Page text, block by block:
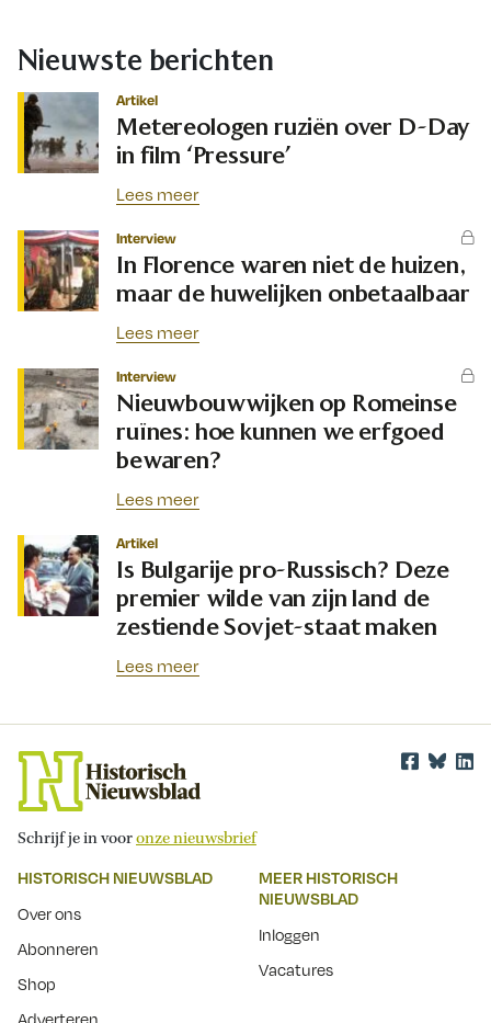
Nieuwste berichten
Artikel
Metereologen ruziën over D-Day
in film ‘Pressure’
Lees meer
Interview
In Florence waren niet de huizen,
maar de huwelijken onbetaalbaar
Lees meer
Interview
Nieuwbouwwijken op Romeinse
ruïnes: hoe kunnen we erfgoed
bewaren?
Lees meer
Artikel
Is Bulgarije pro-Russisch? Deze
premier wilde van zijn land de
zestiende Sovjet-staat maken
Lees meer
Schrijf je in vooronze nieuwsbrief
HISTORISCH NIEUWSBLAD
Over ons
Abonneren
Shop
Adverteren
MEER HISTORISCH
NIEUWSBLAD
Inloggen
Vacatures